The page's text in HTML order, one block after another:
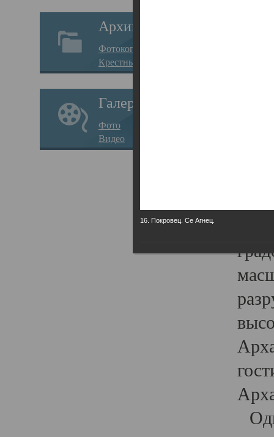
Архив
Фотокопии дел
Крестные ходы
Галерея
Фото
Видео
16. Покровец. Се Агнец.